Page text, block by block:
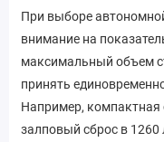
При выборе
внимание на
максимальный объем
принять
Например, компактная
залповый сброс в 1260